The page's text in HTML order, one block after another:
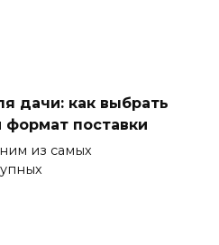
дачи: как выбрать
поставки
из самых